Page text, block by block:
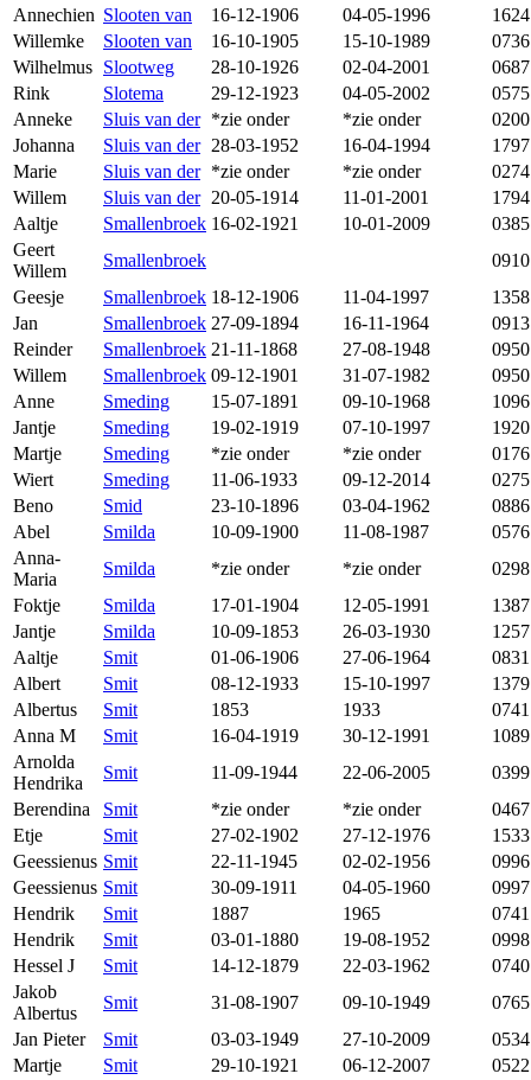
Annechien Slooten van 16-12-1906 04-05-1996
1624
Willemke
Slooten van 16-10-1905 15-10-1989
0736
Wilhelmus Slootweg 28-10-1926 02-04-2001
0687
Rink
Slotema 29-12-1923 04-05-2002
0575
Anneke
Sluis van der *zie onder *zie onder
0200
Johanna
Sluis van der 28-03-1952 16-04-1994
1797
Marie
Sluis van der *zie onder *zie onder
0274
Willem
Sluis van der 20-05-1914 11-01-2001
1794
Aaltje
Smallenbroek 16-02-1921 10-01-2009
0385
Geert
Willem
Smallenbroek
0910
Geesje
Smallenbroek 18-12-1906 11-04-1997
1358
Jan
Smallenbroek 27-09-1894 16-11-1964
0913
Reinder
Smallenbroek 21-11-1868 27-08-1948
0950
Willem
Smallenbroek 09-12-1901 31-07-1982
0950
Anne
Smeding 15-07-1891 09-10-1968
1096
Jantje
Smeding 19-02-1919 07-10-1997
1920
Martje
Smeding *zie onder *zie onder
0176
Wiert
Smeding 11-06-1933 09-12-2014
0275
Beno
Smid 23-10-1896 03-04-1962
0886
Abel
Smilda 10-09-1900 11-08-1987
0576
Anna-
Maria
Smilda *zie onder *zie onder
0298
Foktje
Smilda 17-01-1904 12-05-1991
1387
Jantje
Smilda 10-09-1853 26-03-1930
1257
Aaltje
Smit 01-06-1906 27-06-1964
0831
Albert
Smit 08-12-1933 15-10-1997
1379
Albertus
Smit 1853 1933
0741
Anna M
Smit 16-04-1919 30-12-1991
1089
Arnolda
Hendrika
Smit 11-09-1944 22-06-2005
0399
Berendina
Smit *zie onder *zie onder
0467
Etje
Smit 27-02-1902 27-12-1976
1533
Geessienus Smit 22-11-1945 02-02-1956
0996
Geessienus Smit 30-09-1911 04-05-1960
0997
Hendrik
Smit 1887 1965
0741
Hendrik
Smit 03-01-1880 19-08-1952
0998
Hessel J
Smit 14-12-1879 22-03-1962
0740
Jakob
Albertus
Smit 31-08-1907 09-10-1949
0765
Jan Pieter
Smit 03-03-1949 27-10-2009
0534
Martje
Smit 29-10-1921 06-12-2007
0522